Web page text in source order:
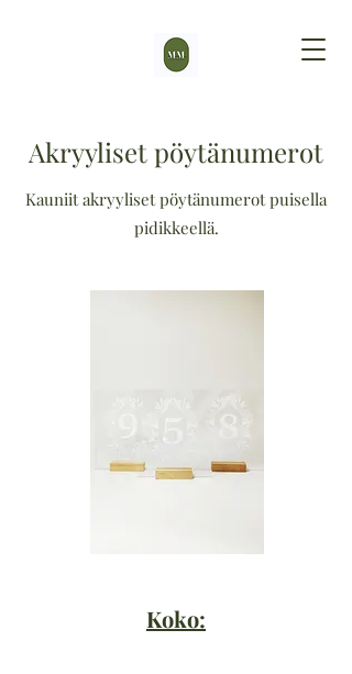
Akryyliset pöytänumerot
Kauniit akryyliset pöytänumerot puisella
pidikkeellä.
Koko: